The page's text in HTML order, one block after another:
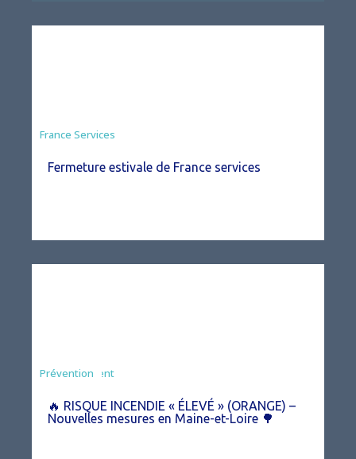
France Services
Fermeture estivale de France services
Agriculture
Arrêté
Environnement
Prévention
🔥 RISQUE INCENDIE « ÉLEVÉ » (ORANGE) –
Nouvelles mesures en Maine-et-Loire 🌳